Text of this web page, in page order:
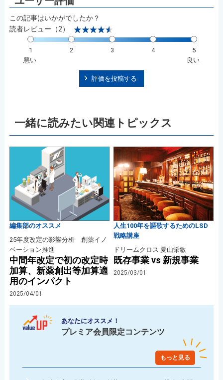
この記事はいかがでしたか？
読者レビュー（2）
1 2 3 4
5
悪い
良い
評価を投稿する
一緒に読みたい関連トピックス
編集部のオススメ
25年度改定の影響分析 創薬イノ
ベーション推進
中間年改定で初の改定時
加算、新薬創出等加算適
用のインパクト
2025/04/01
人生100年を謳歌するためのLSD
戦略講座
ドリームクロス 夏山栄敏
既存事業 vs 新規事業
2025/03/01
あなたにオススメ！
プレミア会員限定コンテンツ
もっと見る